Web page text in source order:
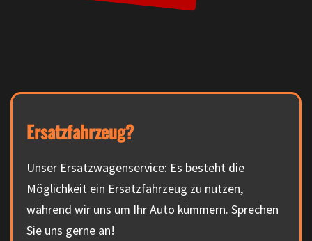
Ersatzfahrzeug?
Unser Ersatzwagenservice: Es besteht die
Möglichkeit ein Ersatzfahrzeug zu nutzen,
während wir uns um Ihr Auto kümmern. Sprechen
Sie uns gerne an!